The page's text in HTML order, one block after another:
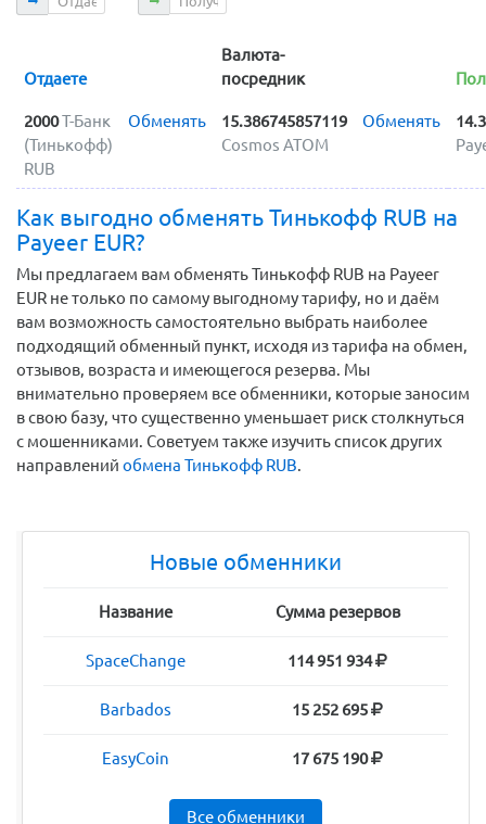
Отдаете
Валюта-
посредник
2000Т-Банк
(Тинькофф)
RUB
Обменять
15.386745857119
Cosmos ATOM
Обменять
Как выгодно обменять Тинькофф RUB на
Payeer EUR?
Мы предлагаем вам обменять Тинькофф RUB на Payeer
EUR не только по самому выгодному тарифу, но и даём
вам возможность самостоятельно выбрать наиболее
подходящий обменный пункт, исходя из тарифа на обмен,
отзывов, возраста и имеющегося резерва. Мы
внимательно проверяем все обменники, которые заносим
в свою базу, что существенно уменьшает риск столкнуться
с мошенниками. Советуем также изучить список других
направлений обмена Тинькофф RUB.
Новые обменники
Название Сумма резервов
SpaceChange 114 951 934
Barbados 15 252 695
EasyCoin 17 675 190
Все обменники